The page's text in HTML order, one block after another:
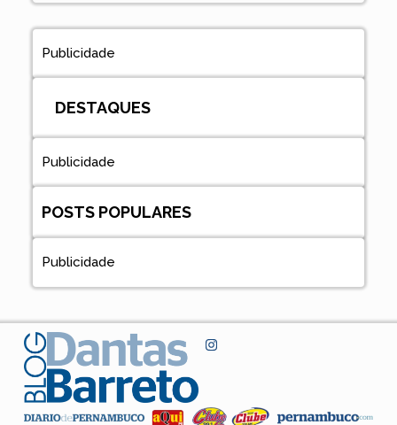
Publicidade
DESTAQUES
Publicidade
POSTS POPULARES
Publicidade